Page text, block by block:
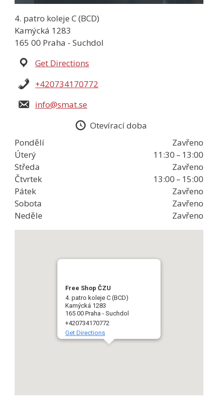
4. patro koleje C (BCD)
Kamýcká 1283
165 00 Praha - Suchdol
Get Directions
+420734170772
info@smat.se
Otevírací doba
Pondělí
Zavřeno
Úterý
11:30 – 13:00
Středa
Zavřeno
Čtvrtek
13:00 – 15:00
Pátek
Zavřeno
Sobota
Zavřeno
Neděle
Zavřeno
Free Shop ČZU
4. patro koleje C (BCD)
Kamýcká 1283
165 00 Praha - Suchdol
+420734170772
Get Directions